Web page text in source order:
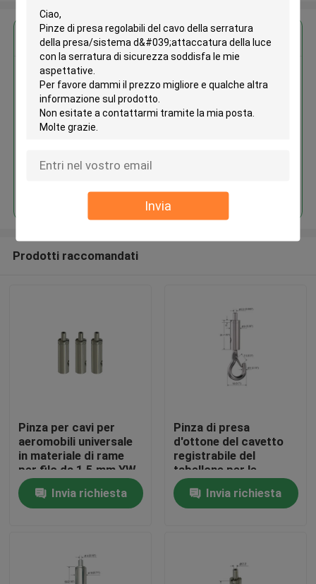
Invia
Casa
Ottieni il miglior prezzo per
Pinze di presa regolabili del cavo
della serratura della
presa/sistema d'attaccatura
Prodotti raccomandati
Pinza per cavi per
aeromobili universale
in materiale di rame
per filo da 1,5 mm YW-
86072
Invia richiesta
Pinza di presa
d'ottone del cavetto
registrabile del
tabellone per le
affissioni del segno del
gancio per il sistema
d'attaccatura
Invia richiesta